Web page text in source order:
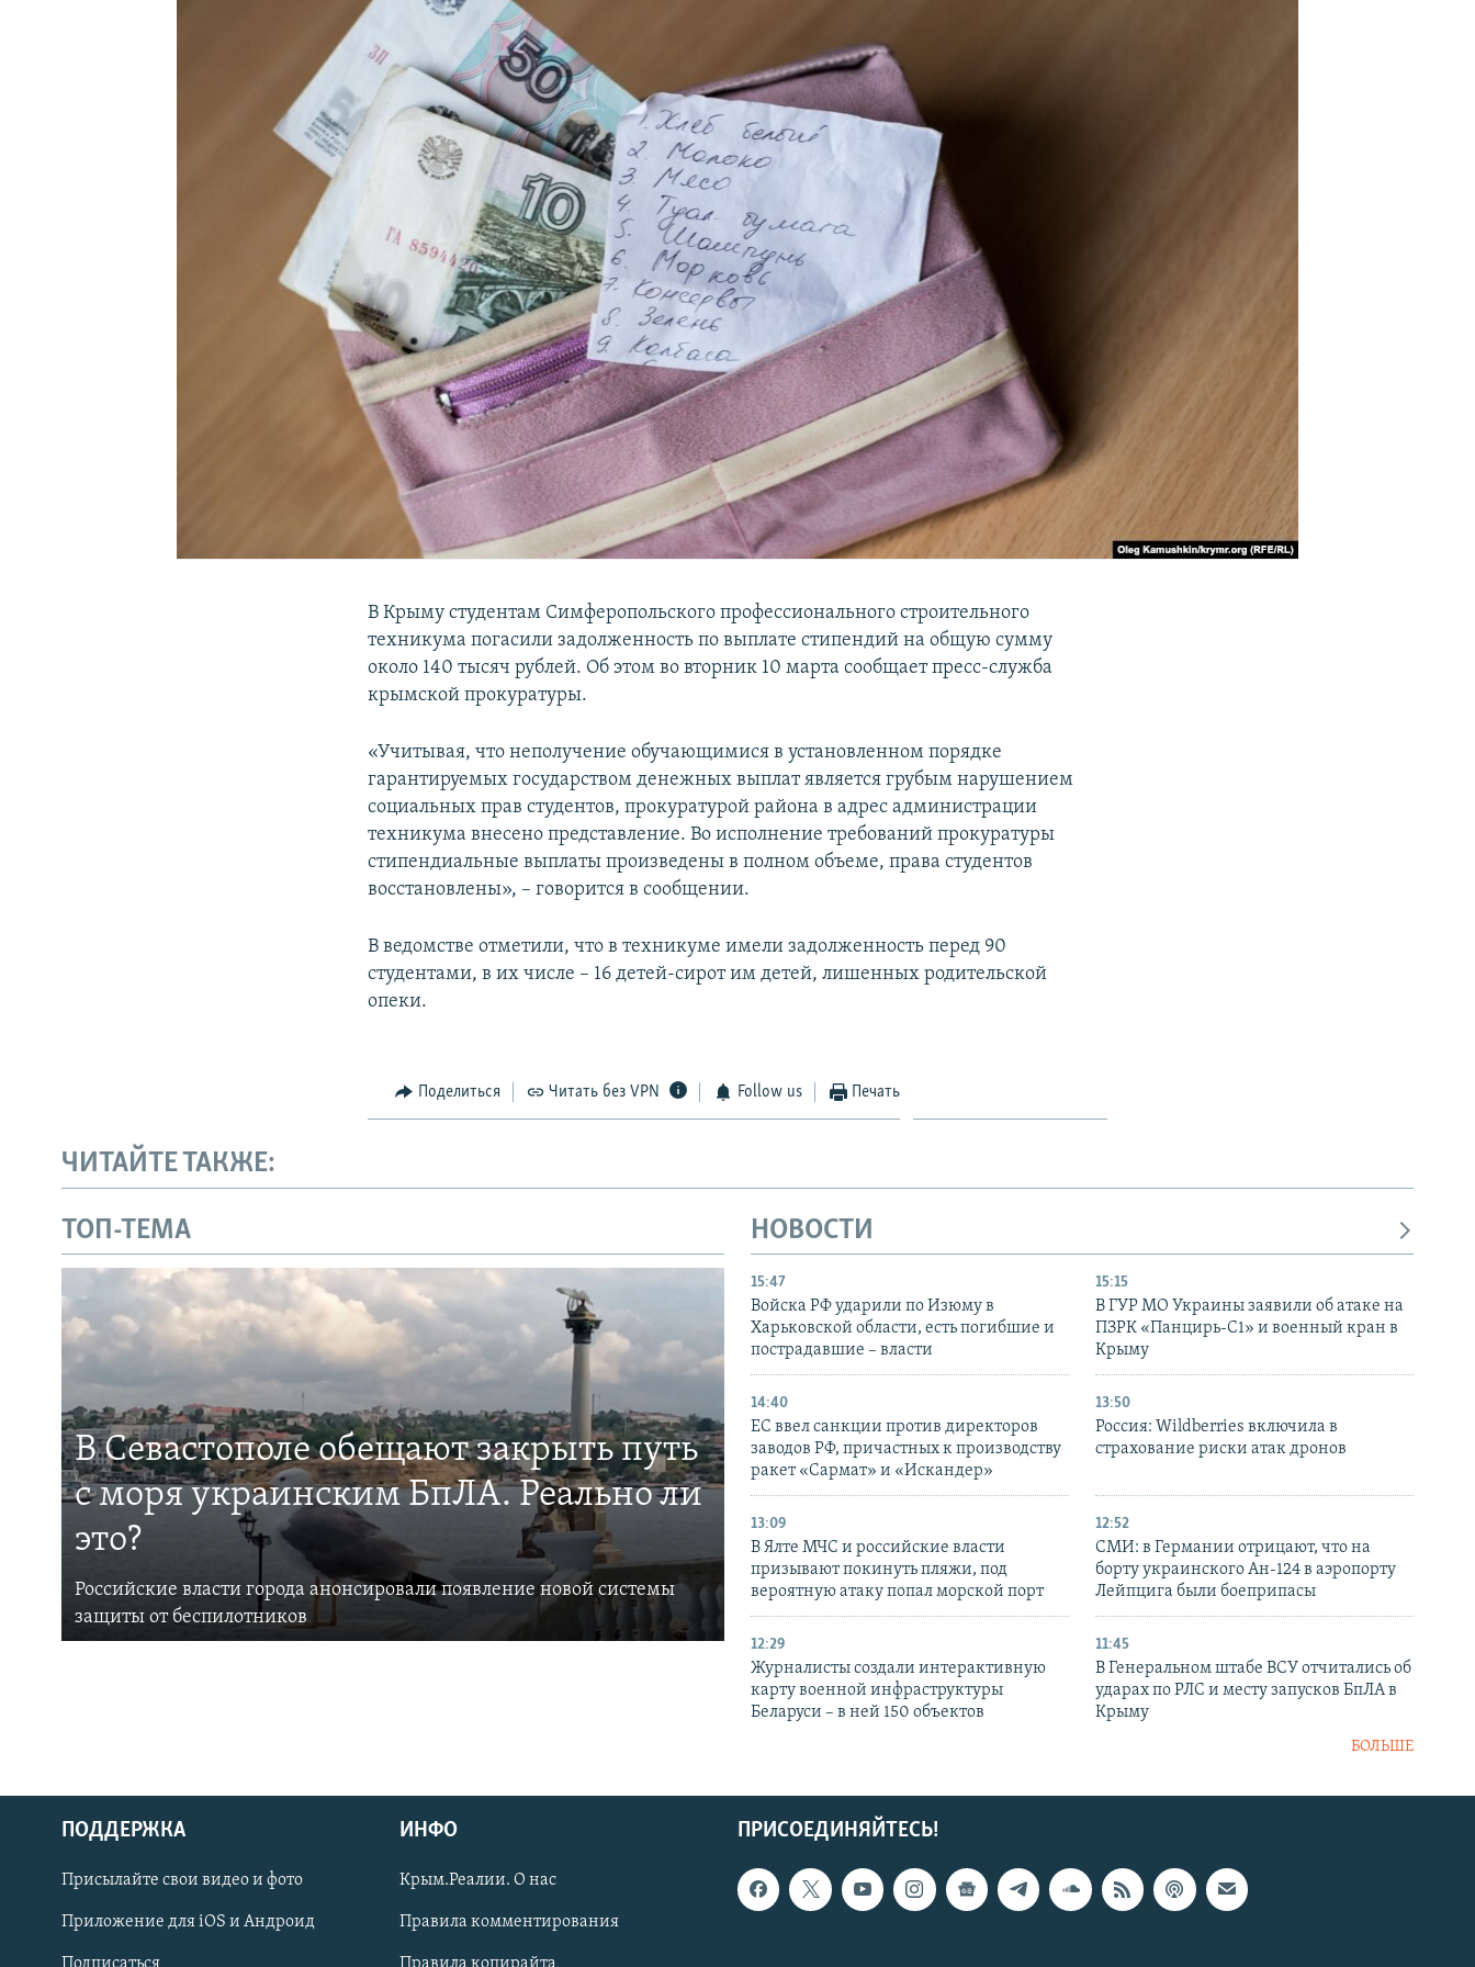
Українською
Qırımtatar
В Крыму студентам Симферопольского профессионального строительного
техникума погасили задолженность по выплате стипендий на общую сумму
около 140 тысяч рублей. Об этом во вторник 10 марта сообщает пресс-служба
крымской прокуратуры.
«Учитывая, что неполучение обучающимися в установленном порядке
гарантируемых государством денежных выплат является грубым нарушением
социальных прав студентов, прокуратурой района в адрес администрации
техникума внесено представление. Во исполнение требований прокуратуры
стипендиальные выплаты произведены в полном объеме, права студентов
восстановлены», – говорится в сообщении.
В ведомстве отметили, что в техникуме имели задолженность перед 90
студентами, в их числе – 16 детей-сирот им детей, лишенных родительской
опеки.
Поделиться Читать без VPN Follow us Печать
ЧИТАЙТЕ ТАКЖЕ:
ТОП-ТЕМА
В Севастополе обещают закрыть путь
с моря украинским БпЛА. Реально ли
это?
Российские власти города анонсировали появление новой системы
защиты от беспилотников
НОВОСТИ
15:47
Войска РФ ударили по Изюму в
Харьковской области, есть погибшие и
пострадавшие – власти
15:15
В ГУР МО Украины заявили об атаке на
ПЗРК «Панцирь-С1» и военный кран в
Крыму
14:40
ЕС ввел санкции против директоров
заводов РФ, причастных к производству
ракет «Сармат» и «Искандер»
13:50
Россия: Wildberries включила в
страхование риски атак дронов
13:09
В Ялте МЧС и российские власти
призывают покинуть пляжи, под
вероятную атаку попал морской порт
12:52
СМИ: в Германии отрицают, что на
борту украинского Ан-124 в аэропорту
Лейпцига были боеприпасы
12:29
Журналисты создали интерактивную
карту военной инфраструктуры
Беларуси – в ней 150 объектов
11:45
В Генеральном штабе ВСУ отчитались об
ударах по РЛС и месту запусков БпЛА в
Крыму
БОЛЬШЕ
ПРИСОЕДИНЯЙТЕСЬ!
ПОДДЕРЖКА
Присылайте свои видео и фото
Приложение для iOS и Андроид
ИНФО
Крым.Реалии. О нас
Правила комментирования